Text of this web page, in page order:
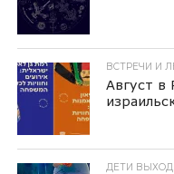
ВСТРЕЧИ И
Август в
ДЕТИ